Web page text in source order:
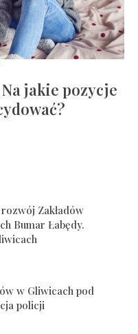
jakie pozycje
rozwój Zakładów
Bumar Łabędy.
w Gliwicach pod
policji